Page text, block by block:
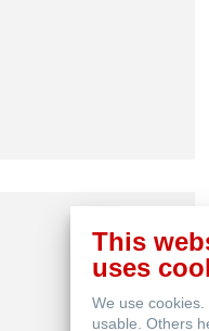
This
uses
We use
usable. Others